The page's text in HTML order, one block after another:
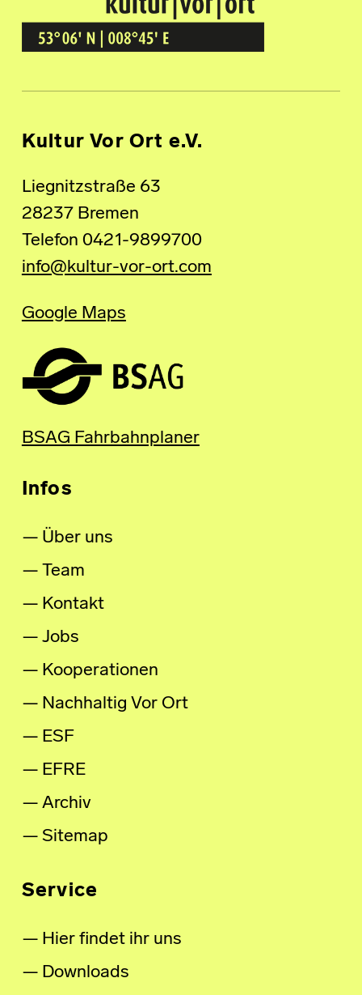
Kultur Vor Ort
BREMEN GRÖPELINGEN
Kultur Vor Ort e.V.
Liegnitzstraße 63
28237 Bremen
Telefon 0421-9899700
info@kultur-vor-ort.com
Google Maps
BSAG Fahrbahnplaner
Infos
Über uns
Team
Kontakt
Jobs
Kooperationen
Nachhaltig Vor Ort
ESF
EFRE
Archiv
Sitemap
Service
Hier findet ihr uns
Downloads